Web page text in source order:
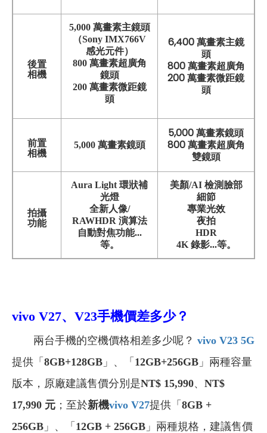
後置
相機
5,000 萬畫素主鏡頭
（Sony IMX766V
感光元件）
800 萬畫素超廣角
鏡頭
200 萬畫素微距鏡
頭
6,400 萬畫素主鏡
頭
800 萬畫素超廣角
200 萬畫素微距鏡
頭
前置
相機
5,000 萬畫素鏡頭
5,000 萬畫素鏡頭
800 萬畫素超廣角
雙鏡頭
拍攝
功能
Aura Light 環狀補
光燈
全新人像/
RAWHDR 演算法
自動對焦功能...
等。
美顏/AI 檢測臉部
細節
專業光效
夜拍
HDR
4K 錄影...等。
vivo V27、V23手機價差多少？
兩台手機的空機價格相差多少呢？ vivo V23 5G
提供「 8GB+128GB 」、「 12GB+256GB 」兩種容量
版本，原廠建議售價分別是NT$ 15,990、 NT$
17,990 元 ；至於新機vivo V27提供「 8GB +
256GB 」、「 12GB + 256GB 」兩種規格，建議售價